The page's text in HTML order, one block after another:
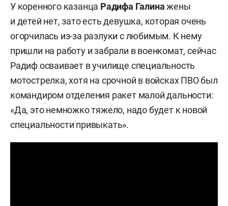
У коренного казанца Радифа Галинажены
и детей нет, зато есть девушка, которая очень
огорчилась из-за разлуки с любимым. К нему
пришли на работу и забрали в военкомат, сейчас
Радиф осваивает в училище специальность
мотострелка, хотя на срочной в войсках ПВО был
командиром отделения ракет малой дальности:
«Да, это немножко тяжело, надо будет к новой
специальности привыкать».